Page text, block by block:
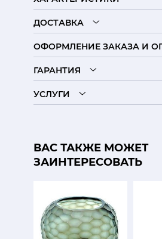
ДОСТАВКА
ОФОРМЛЕНИЕ ЗАКАЗА И
ГАРАНТИЯ
УСЛУГИ
ВАС ТАКЖЕ МОЖЕТ
ЗАИНТЕРЕСОВАТЬ